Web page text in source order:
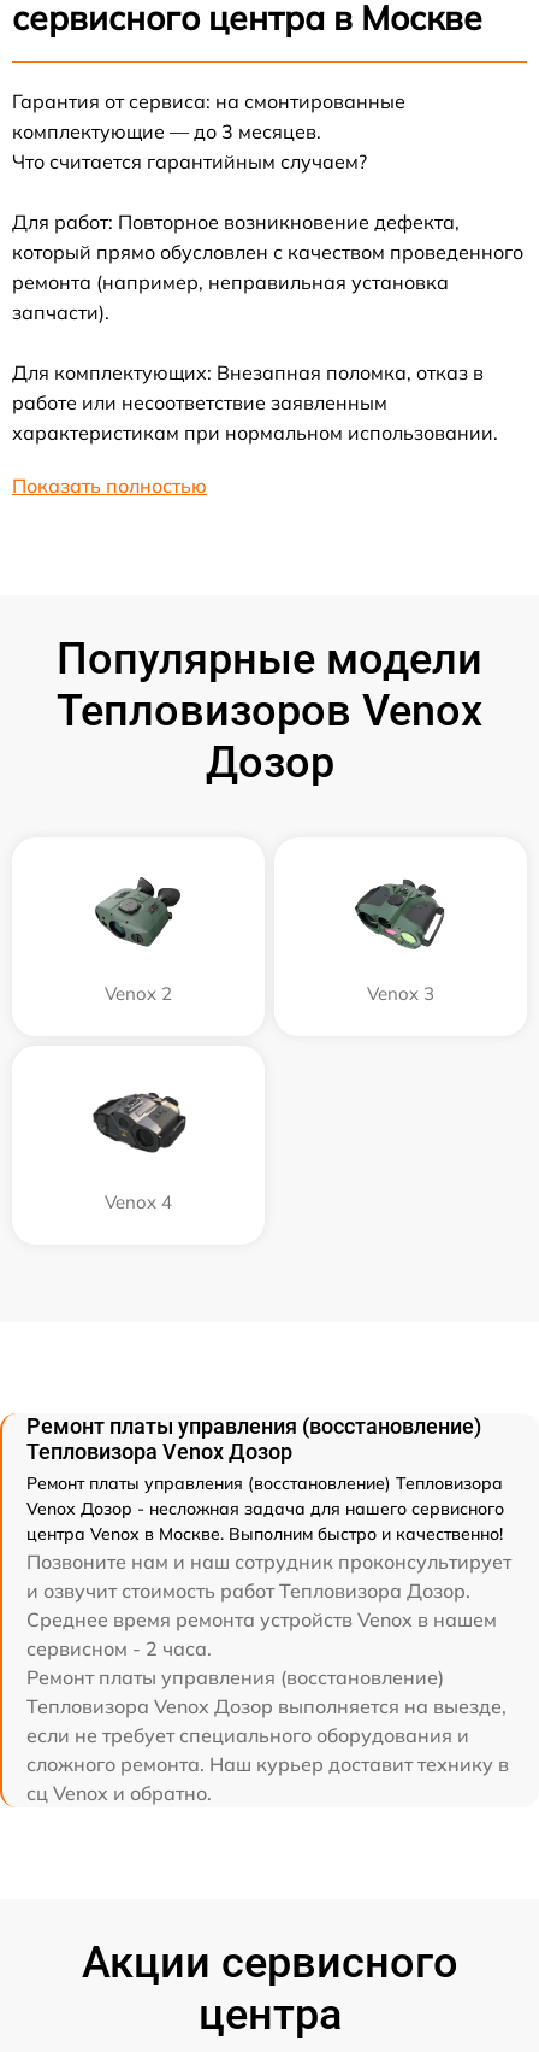
сервисного центра в Москве
Гарантия от сервиса: на смонтированные
комплектующие — до 3 месяцев.
Что считается гарантийным случаем?
Для работ: Повторное возникновение дефекта,
который прямо обусловлен с качеством проведенного
ремонта (например, неправильная установка
запчасти).
Для комплектующих: Внезапная поломка, отказ в
работе или несоответствие заявленным
характеристикам при нормальном использовании.
Показать полностью
Популярные модели
Тепловизоров Venox
Дозор
Venox 2 Venox 3
Venox 4
Ремонт платы управления (восстановление)
Тепловизора Venox Дозор
Ремонт платы управления (восстановление) Тепловизора
Venox Дозор - несложная задача для нашего сервисного
центра Venox в Москве. Выполним быстро и качественно!
Позвоните нам и наш сотрудник проконсультирует
и озвучит стоимость работ Тепловизора Дозор.
Среднее время ремонта устройств Venox в нашем
сервисном - 2 часа.
Ремонт платы управления (восстановление)
Тепловизора Venox Дозор выполняется на выезде,
если не требует специального оборудования и
сложного ремонта. Наш курьер доставит технику в
сц Venox и обратно.
Акции сервисного
центра